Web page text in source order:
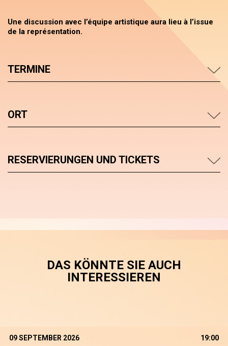
Une discussion avec l’équipe artistique aura lieu à l’issue
de la représentation.
TERMINE
ORT
RESERVIERUNGEN UND TICKETS
DAS KÖNNTE SIE AUCH
INTERESSIEREN
09 SEPTEMBER 2026 19:00